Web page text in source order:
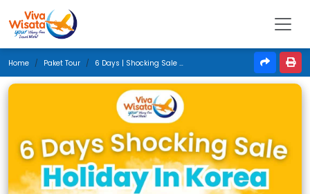
Home Paket Tour 6 Days | Shocking Sale Holiday In Korea | April 2025 | Jakarta